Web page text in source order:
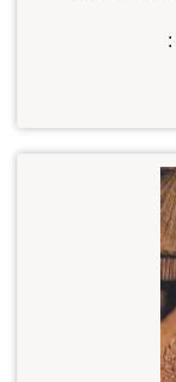
: